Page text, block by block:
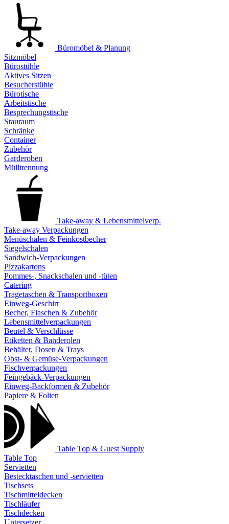
Büromöbel & Planung
Sitzmöbel
Bürostühle
Aktives Sitzen
Besucherstühle
Bürotische
Arbeitstische
Besprechungstische
Stauraum
Schränke
Container
Zubehör
Garderoben
Mülltrennung
Take-away & Lebensmittelverp.
Take-away Verpackungen
Menüschalen & Feinkostbecher
Siegelschalen
Sandwich-Verpackungen
Pizzakartons
Pommes-, Snackschalen und -tüten
Catering
Tragetaschen & Transportboxen
Einweg-Geschirr
Becher, Flaschen & Zubehör
Lebensmittelverpackungen
Beutel & Verschlüsse
Etiketten & Banderolen
Behälter, Dosen & Trays
Obst- & Gemüse-Verpackungen
Fischverpackungen
Feingebäck-Verpackungen
Einweg-Backformen & Zubehör
Papiere & Folien
Table Top & Guest Supply
Table Top
Servietten
Bestecktaschen und -servietten
Tischsets
Tischmitteldecken
Tischläufer
Tischdecken